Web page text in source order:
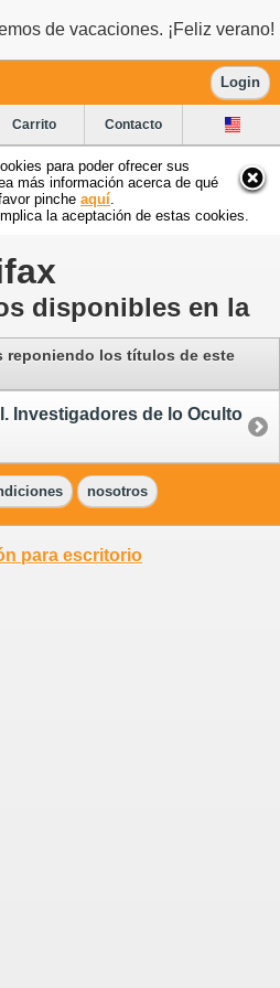
de vacaciones. ¡Feliz verano!
Login
Carrito Contacto
para poder ofrecer sus
más información acerca de qué
pinche aquí
la aceptación de estas cookies.
disponibles en la
reponiendo los títulos de este
Investigadores de lo Oculto
nosotros
para escritorio